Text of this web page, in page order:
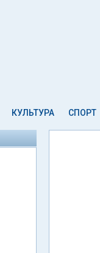
КУЛЬТУРА СПОРТ